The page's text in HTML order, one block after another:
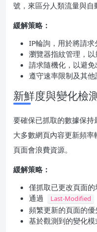
號，來區分人類流量與自
緩解策略：
IP輪詢，用於將請
瀏覽器指紋管理，
請求隨機化，以避
遵守速率限制及其他
新鮮度與變化檢
要確保已抓取的數據保持
大多數網頁內容更新頻
頁面會浪費資源。
緩解策略：
僅抓取已更改頁面的
通過
Last-Modified
頻繁更新的頁面的
基於觀測到的變化